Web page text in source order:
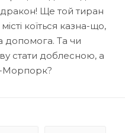
дракон! Ще той тиран
коїться казна-що,
допомога. Та чи
стати доблесною, а
Морпорк?